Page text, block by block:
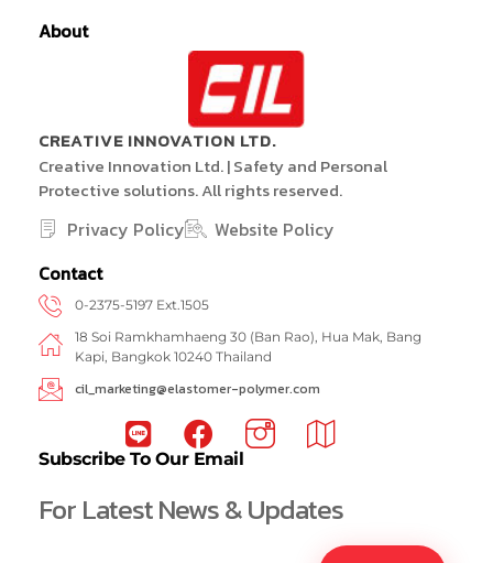
About
CREATIVE INNOVATION LTD.
Creative Innovation Ltd. | Safety and Personal
Protective solutions. All rights reserved.
Privacy Policy
Website Policy
Contact
0-2375-5197 Ext.1505
18 Soi Ramkhamhaeng 30 (Ban Rao), Hua Mak, Bang
Kapi, Bangkok 10240 Thailand
cil_marketing@elastomer-polymer.com
Subscribe To Our Email
For Latest News & Updates